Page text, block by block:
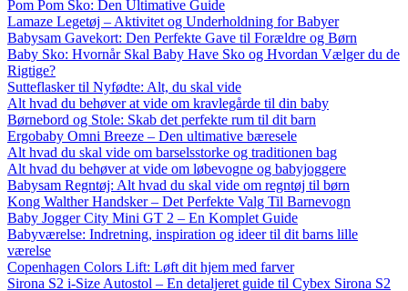
Pom Pom Sko: Den Ultimative Guide
Lamaze Legetøj – Aktivitet og Underholdning for Babyer
Babysam Gavekort: Den Perfekte Gave til Forældre og Børn
Baby Sko: Hvornår Skal Baby Have Sko og Hvordan Vælger du de
Rigtige?
Sutteflasker til Nyfødte: Alt, du skal vide
Alt hvad du behøver at vide om kravlegårde til din baby
Børnebord og Stole: Skab det perfekte rum til dit barn
Ergobaby Omni Breeze – Den ultimative bæresele
Alt hvad du skal vide om barselsstorke og traditionen bag
Alt hvad du behøver at vide om løbevogne og babyjoggere
Babysam Regntøj: Alt hvad du skal vide om regntøj til børn
Kong Walther Handsker – Det Perfekte Valg Til Barnevogn
Baby Jogger City Mini GT 2 – En Komplet Guide
Babyværelse: Indretning, inspiration og ideer til dit barns lille
værelse
Copenhagen Colors Lift: Løft dit hjem med farver
Sirona S2 i-Size Autostol – En detaljeret guide til Cybex Sirona S2